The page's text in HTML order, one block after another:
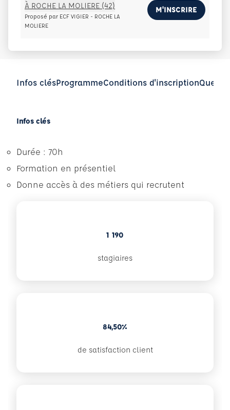
À ROCHE LA MOLIERE (42)
Proposé par ECF VIGIER - ROCHE LA
MOLIERE
M'INSCRIRE
Infos clésProgrammeConditions d'inscription
Infos clés
Durée : 70h
Formation en présentiel
Donne accès à des métiers qui recrutent
1 190
stagiaires
84,50%
de satisfaction client